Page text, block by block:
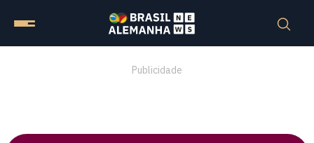
Publicidade